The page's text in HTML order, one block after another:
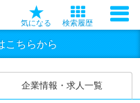
気になる 検索履歴
こちらから
企業情報・求人一覧